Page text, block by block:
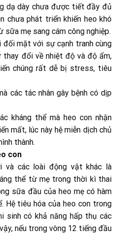
dạ dày chưa được tiết đầy đủ
chưa phát triển khiến heo khó
sữa mẹ sang cám công nghiệp.
đối mặt với sự cạnh tranh cùng
thay đổi về nhiệt độ và độ ẩm,
chúng rất dễ bị stress, tiêu
các tác nhân gây bệnh có dịp
kháng thể mà heo con nhận
mất, lúc này hệ miễn dịch chủ
thành.
con
và các loài động vật khác là
thể từ mẹ trong thời kì thai
sữa đầu của heo mẹ có hàm
Hệ tiêu hóa của heo con trong
sinh có khả năng hấp thụ các
nếu trong vòng 12 tiếng đầu